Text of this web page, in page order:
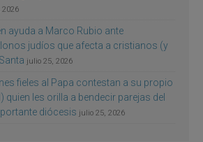
2026
ayuda a Marco Rubio ante
judíos que afecta a cristianos (y
julio 25, 2026
fieles al Papa contestan a su propio
quien les orilla a bendecir parejas del
diócesis julio 25, 2026